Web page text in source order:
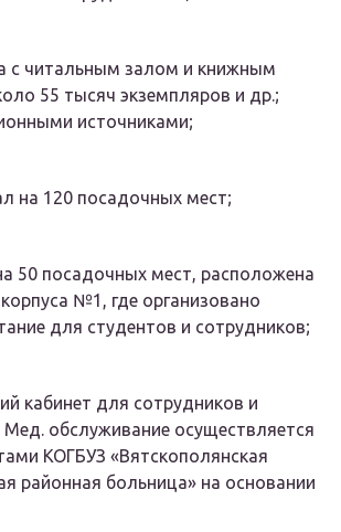
с читальным залом и книжным
55 тысяч экземпляров и др.;
источниками;
на 120 посадочных мест;
50 посадочных мест, расположена
№1, где организовано
для студентов и сотрудников;
кабинет для сотрудников и
Мед. обслуживание осуществляется
КОГБУЗ «Вятскополянская
районная больница» на основании